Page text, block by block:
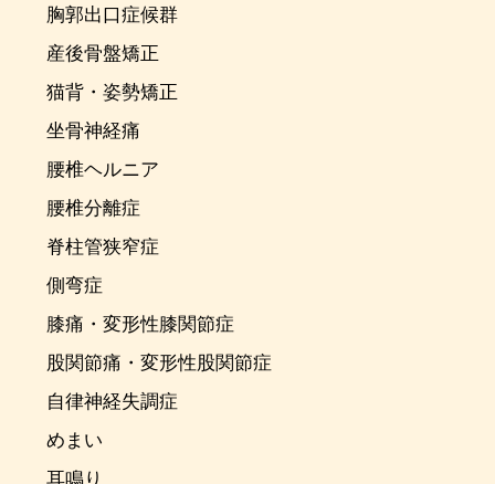
胸郭出口症候群
産後骨盤矯正
猫背・姿勢矯正
坐骨神経痛
腰椎ヘルニア
腰椎分離症
脊柱管狭窄症
側弯症
膝痛・変形性膝関節症
股関節痛・変形性股関節症
自律神経失調症
めまい
耳鳴り